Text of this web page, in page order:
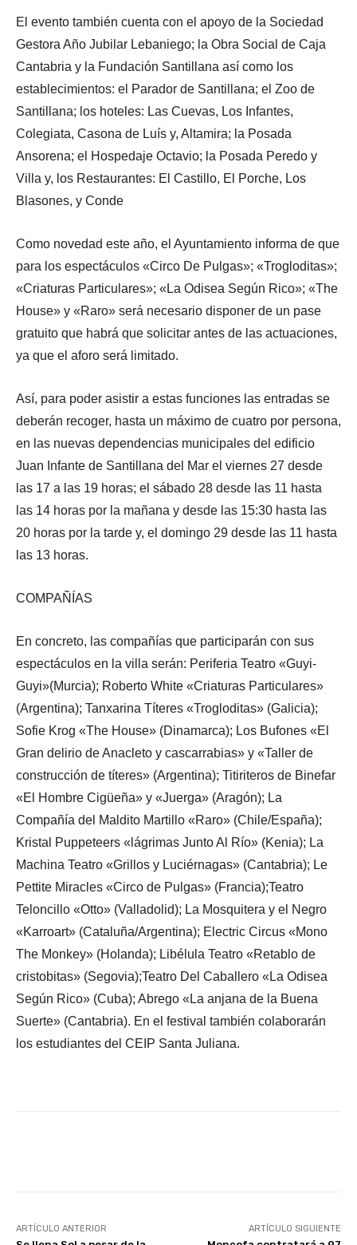
El evento también cuenta con el apoyo de la Sociedad
Gestora Año Jubilar Lebaniego; la Obra Social de Caja
Cantabria y la Fundación Santillana así como los
establecimientos: el Parador de Santillana; el Zoo de
Santillana; los hoteles: Las Cuevas, Los Infantes,
Colegiata, Casona de Luís y, Altamira; la Posada
Ansorena; el Hospedaje Octavio; la Posada Peredo y
Villa y, los Restaurantes: El Castillo, El Porche, Los
Blasones, y Conde
Como novedad este año, el Ayuntamiento informa de que
para los espectáculos «Circo De Pulgas»; «Trogloditas»;
«Criaturas Particulares»; «La Odisea Según Rico»; «The
House» y «Raro» será necesario disponer de un pase
gratuito que habrá que solicitar antes de las actuaciones,
ya que el aforo será limitado.
Así, para poder asistir a estas funciones las entradas se
deberán recoger, hasta un máximo de cuatro por persona,
en las nuevas dependencias municipales del edificio
Juan Infante de Santillana del Mar el viernes 27 desde
las 17 a las 19 horas; el sábado 28 desde las 11 hasta
las 14 horas por la mañana y desde las 15:30 hasta las
20 horas por la tarde y, el domingo 29 desde las 11 hasta
las 13 horas.
COMPAÑÍAS
En concreto, las compañías que participarán con sus
espectáculos en la villa serán: Periferia Teatro «Guyi-
Guyi»(Murcia); Roberto White «Criaturas Particulares»
(Argentina); Tanxarina Títeres «Trogloditas» (Galicia);
Sofie Krog «The House» (Dinamarca); Los Bufones «El
Gran delirio de Anacleto y cascarrabias» y «Taller de
construcción de títeres» (Argentina); Titiriteros de Binefar
«El Hombre Cigüeña» y «Juerga» (Aragón); La
Compañía del Maldito Martillo «Raro» (Chile/España);
Kristal Puppeteers «lágrimas Junto Al Río» (Kenia); La
Machina Teatro «Grillos y Luciérnagas» (Cantabria); Le
Pettite Miracles «Circo de Pulgas» (Francia);Teatro
Teloncillo «Otto» (Valladolid); La Mosquitera y el Negro
«Karroart» (Cataluña/Argentina); Electric Circus «Mono
The Monkey» (Holanda); Libélula Teatro «Retablo de
cristobitas» (Segovia);Teatro Del Caballero «La Odisea
Según Rico» (Cuba); Abrego «La anjana de la Buena
Suerte» (Cantabria). En el festival también colaborarán
los estudiantes del CEIP Santa Juliana.
ARTÍCULO ANTERIOR ARTÍCULO SIGUIENTE